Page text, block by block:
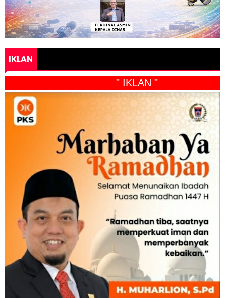
IKLAN
" IKLAN "